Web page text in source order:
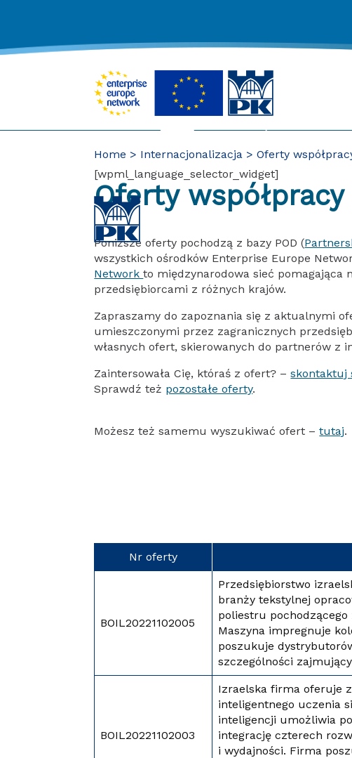
[wpml_language_selector_widget]
Home Internacjonalizacja Oferty
Oferty
Poniższe oferty pochodzą z bazy POD (
wszystkich ośrodków Enterprise Europe
Networkto międzynarodowa sieć pomagająca
przedsiębiorcami z różnych krajów.
Zapraszamy do zapoznania się z aktualnymi
umieszczonymi przez zagranicznych
własnych ofert, skierowanych do partnerów z
Zaintersowała Cię, któraś z ofert? –skontaktuj
Sprawdź też pozostałe oferty.
Możesz też samemu wyszukiwać ofert –tutaj.
Nr oferty
BOIL20221102005
Przedsiębiorstwo
branży tekstylnej
poliestru
Maszyna impregnuje
poszukuje
szczególności
BOIL20221102003
Izraelska firma oferuje
inteligentnego uczenia
inteligencji umożliwia
integrację czterech
i wydajności. Firma